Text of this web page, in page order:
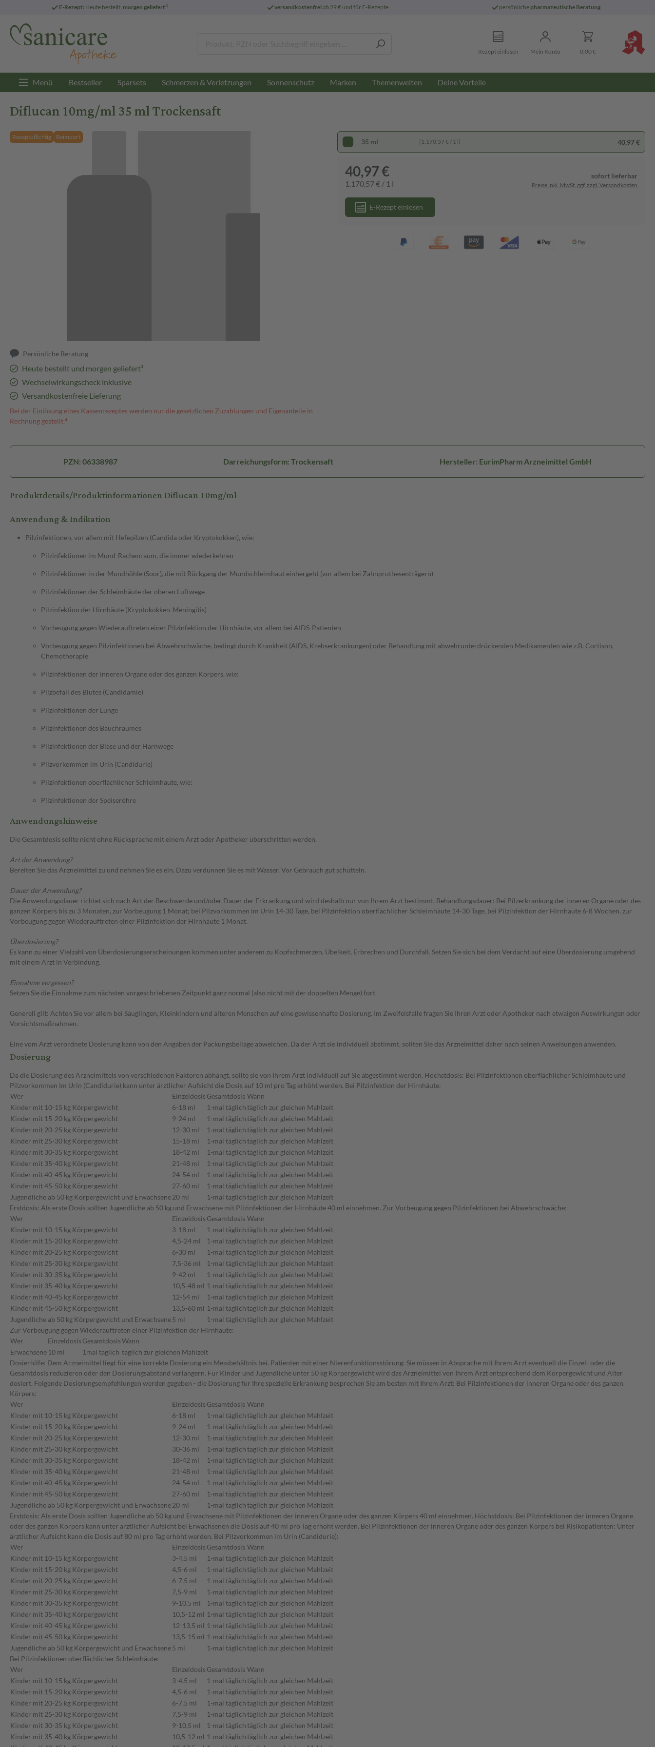
E-Rezept: Heute bestellt, morgen geliefert3 versandkostenfreiab 29 € und für E-Rezepte persönliche pharmazeutische Beratung
Rezept einlösen Mein Konto 0,00 €
Menü Bestseller Sparsets Schmerzen & Verletzungen Sonnenschutz Marken Themenwelten Deine Vorteile
Diflucan 10mg/ml 35 ml Trockensaft
Rezeptpflichtig Reimport
Persönliche Beratung
Heute bestellt und morgen geliefert³
Wechselwirkungscheck inklusive
Versandkostenfreie Lieferung
Bei der Einlösung eines Kassenrezeptes werden nur die gesetzlichen Zuzahlungen und Eigenanteile in
Rechnung gestellt.⁴
35 ml (1.170,57 € / 1 l) 40,97 €
40,97 €
1.170,57 € / 1 l
sofort lieferbar
Preise inkl. MwSt. ggf. zzgl. Versandkosten
E-Rezept einlösen
PZN: 06338987 Darreichungsform: Trockensaft Hersteller: EurimPharm Arzneimittel GmbH
Produktdetails/Produktinformationen Diflucan 10mg/ml
Anwendung & Indikation
Pilzinfektionen, vor allem mit Hefepilzen (Candida oder Kryptokokken), wie:
Pilzinfektionen im Mund-Rachenraum, die immer wiederkehren
Pilzinfektionen in der Mundhöhle (Soor), die mit Rückgang der Mundschleimhaut einhergeht (vor allem bei Zahnprothesenträgern)
Pilzinfektionen der Schleimhäute der oberen Luftwege
Pilzinfektion der Hirnhäute (Kryptokokken-Meningitis)
Vorbeugung gegen Wiederauftreten einer Pilzinfektion der Hirnhäute, vor allem bei AIDS-Patienten
Vorbeugung gegen Pilzinfektionen bei Abwehrschwäche, bedingt durch Krankheit (AIDS, Krebserkrankungen) oder Behandlung mit abwehrunterdrückenden Medikamenten wie z.B. Cortison,
Chemotherapie
Pilzinfektionen der inneren Organe oder des ganzen Körpers, wie:
Pilzbefall des Blutes (Candidämie)
Pilzinfektionen der Lunge
Pilzinfektionen des Bauchraumes
Pilzinfektionen der Blase und der Harnwege
Pilzvorkommen im Urin (Candidurie)
Pilzinfektionen oberflächlicher Schleimhäute, wie:
Pilzinfektionen der Speiseröhre
Anwendungshinweise
Die Gesamtdosis sollte nicht ohne Rücksprache mit einem Arzt oder Apotheker überschritten werden.
Art der Anwendung?
Bereiten Sie das Arzneimittel zu und nehmen Sie es ein. Dazu verdünnen Sie es mit Wasser. Vor Gebrauch gut schütteln.
Dauer der Anwendung?
Die Anwendungsdauer richtet sich nach Art der Beschwerde und/oder Dauer der Erkrankung und wird deshalb nur von Ihrem Arzt bestimmt. Behandlungsdauer: Bei Pilzerkrankung der inneren Organe oder des
ganzen Körpers bis zu 3 Monaten, zur Vorbeugung 1 Monat; bei Pilzvorkommen im Urin 14-30 Tage, bei Pilzinfektion oberflächlicher Schleimhäute 14-30 Tage, bei Pilzinfektion der Hirnhäute 6-8 Wochen, zur
Vorbeugung gegen Wiederauftreten einer Pilzinfektion der Hirnhäute 1 Monat.
Überdosierung?
Es kann zu einer Vielzahl von Überdosierungserscheinungen kommen unter anderem zu Kopfschmerzen, Übelkeit, Erbrechen und Durchfall. Setzen Sie sich bei dem Verdacht auf eine Überdosierung umgehend
mit einem Arzt in Verbindung.
Einnahme vergessen?
Setzen Sie die Einnahme zum nächsten vorgeschriebenen Zeitpunkt ganz normal (also nicht mit der doppelten Menge) fort.
Generell gilt: Achten Sie vor allem bei Säuglingen, Kleinkindern und älteren Menschen auf eine gewissenhafte Dosierung. Im Zweifelsfalle fragen Sie Ihren Arzt oder Apotheker nach etwaigen Auswirkungen oder
Vorsichtsmaßnahmen.
Eine vom Arzt verordnete Dosierung kann von den Angaben der Packungsbeilage abweichen. Da der Arzt sie individuell abstimmt, sollten Sie das Arzneimittel daher nach seinen Anweisungen anwenden.
Dosierung
Da die Dosierung des Arzneimittels von verschiedenen Faktoren abhängt, sollte sie von Ihrem Arzt individuell auf Sie abgestimmt werden. Höchstdosis: Bei Pilzinfektionen oberflächlicher Schleimhäute und
Pilzvorkommen im Urin (Candidurie) kann unter ärztlicher Aufsicht die Dosis auf 10 ml pro Tag erhöht werden. Bei Pilzinfektion der Hirnhäute:
Wer
Einzeldosis Gesamtdosis Wann
Kinder mit 10-15 kg Körpergewicht
6-18 ml 1-mal täglichtäglich zur gleichen Mahlzeit
Kinder mit 15-20 kg Körpergewicht
9-24 ml 1-mal täglichtäglich zur gleichen Mahlzeit
Kinder mit 20-25 kg Körpergewicht
12-30 ml 1-mal täglichtäglich zur gleichen Mahlzeit
Kinder mit 25-30 kg Körpergewicht
15-18 ml 1-mal täglichtäglich zur gleichen Mahlzeit
Kinder mit 30-35 kg Körpergewicht
18-42 ml 1-mal täglichtäglich zur gleichen Mahlzeit
Kinder mit 35-40 kg Körpergewicht
21-48 ml 1-mal täglichtäglich zur gleichen Mahlzeit
Kinder mit 40-45 kg Körpergewicht
24-54 ml 1-mal täglichtäglich zur gleichen Mahlzeit
Kinder mit 45-50 kg Körpergewicht
27-60 ml 1-mal täglichtäglich zur gleichen Mahlzeit
Jugendliche ab 50 kg Körpergewicht und Erwachsene20 ml 1-mal täglichtäglich zur gleichen Mahlzeit
Erstdosis: Als erste Dosis sollten Jugendliche ab 50 kg und Erwachsene mit Pilzinfektionen der Hirnhäute 40 ml einnehmen. Zur Vorbeugung gegen Pilzinfektionen bei Abwehrschwäche:
Wer
Einzeldosis Gesamtdosis Wann
Kinder mit 10-15 kg Körpergewicht
3-18 ml 1-mal täglichtäglich zur gleichen Mahlzeit
Kinder mit 15-20 kg Körpergewicht
4,5-24 ml 1-mal täglichtäglich zur gleichen Mahlzeit
Kinder mit 20-25 kg Körpergewicht
6-30 ml 1-mal täglichtäglich zur gleichen Mahlzeit
Kinder mit 25-30 kg Körpergewicht
7,5-36 ml 1-mal täglichtäglich zur gleichen Mahlzeit
Kinder mit 30-35 kg Körpergewicht
9-42 ml 1-mal täglichtäglich zur gleichen Mahlzeit
Kinder mit 35-40 kg Körpergewicht
10,5-48 ml 1-mal täglichtäglich zur gleichen Mahlzeit
Kinder mit 40-45 kg Körpergewicht
12-54 ml 1-mal täglichtäglich zur gleichen Mahlzeit
Kinder mit 45-50 kg Körpergewicht
13,5-60 ml 1-mal täglichtäglich zur gleichen Mahlzeit
Jugendliche ab 50 kg Körpergewicht und Erwachsene5 ml 1-mal täglichtäglich zur gleichen Mahlzeit
Zur Vorbeugung gegen Wiederauftreten einer Pilzinfektion der Hirnhäute:
Wer
Einzeldosis GesamtdosisWann
Erwachsene 10 ml 1mal täglich täglich zur gleichen Mahlzeit
Dosierhilfe: Dem Arzneimittel liegt für eine korrekte Dosierung ein Messbehältnis bei. Patienten mit einer Nierenfunktionsstörung: Sie müssen in Absprache mit Ihrem Arzt eventuell die Einzel- oder die
Gesamtdosis reduzieren oder den Dosierungsabstand verlängern. Für Kinder und Jugendliche unter 50 kg Körpergewicht wird das Arzneimittel von Ihrem Arzt entsprechend dem Körpergewicht und Alter
dosiert. Folgende Dosierungsempfehlungen werden gegeben - die Dosierung für Ihre spezielle Erkrankung besprechen Sie am besten mit Ihrem Arzt: Bei Pilzinfektionen der inneren Organe oder des ganzen
Körpers:
Wer
Einzeldosis Gesamtdosis Wann
Kinder mit 10-15 kg Körpergewicht
6-18 ml 1-mal täglichtäglich zur gleichen Mahlzeit
Kinder mit 15-20 kg Körpergewicht
9-24 ml 1-mal täglichtäglich zur gleichen Mahlzeit
Kinder mit 20-25 kg Körpergewicht
12-30 ml 1-mal täglichtäglich zur gleichen Mahlzeit
Kinder mit 25-30 kg Körpergewicht
30-36 ml 1-mal täglichtäglich zur gleichen Mahlzeit
Kinder mit 30-35 kg Körpergewicht
18-42 ml 1-mal täglichtäglich zur gleichen Mahlzeit
Kinder mit 35-40 kg Körpergewicht
21-48 ml 1-mal täglichtäglich zur gleichen Mahlzeit
Kinder mit 40-45 kg Körpergewicht
24-54 ml 1-mal täglichtäglich zur gleichen Mahlzeit
Kinder mit 45-50 kg Körpergewicht
27-60 ml 1-mal täglichtäglich zur gleichen Mahlzeit
Jugendliche ab 50 kg Körpergewicht und Erwachsene20 ml 1-mal täglichtäglich zur gleichen Mahlzeit
Erstdosis: Als erste Dosis sollten Jugendliche ab 50 kg und Erwachsene mit Pilzinfektionen der inneren Organe oder des ganzen Körpers 40 ml einnehmen. Höchstdosis: Bei Pilzinfektionen der inneren Organe
oder des ganzen Körpers kann unter ärztlicher Aufsicht bei Erwachsenen die Dosis auf 40 ml pro Tag erhöht werden. Bei Pilzinfektionen der inneren Organe oder des ganzen Körpers bei Risikopatienten: Unter
ärztlicher Aufsicht kann die Dosis auf 80 ml pro Tag erhöht werden. Bei Pilzvorkommen im Urin (Candidurie):
Wer
Einzeldosis Gesamtdosis Wann
Kinder mit 10-15 kg Körpergewicht
3-4,5 ml 1-mal täglichtäglich zur gleichen Mahlzeit
Kinder mit 15-20 kg Körpergewicht
4,5-6 ml 1-mal täglichtäglich zur gleichen Mahlzeit
Kinder mit 20-25 kg Körpergewicht
6-7,5 ml 1-mal täglichtäglich zur gleichen Mahlzeit
Kinder mit 25-30 kg Körpergewicht
7,5-9 ml 1-mal täglichtäglich zur gleichen Mahlzeit
Kinder mit 30-35 kg Körpergewicht
9-10,5 ml 1-mal täglichtäglich zur gleichen Mahlzeit
Kinder mit 35-40 kg Körpergewicht
10,5-12 ml 1-mal täglichtäglich zur gleichen Mahlzeit
Kinder mit 40-45 kg Körpergewicht
12-13,5 ml 1-mal täglichtäglich zur gleichen Mahlzeit
Kinder mit 45-50 kg Körpergewicht
13,5-15 ml 1-mal täglichtäglich zur gleichen Mahlzeit
Jugendliche ab 50 kg Körpergewicht und Erwachsene5 ml 1-mal täglichtäglich zur gleichen Mahlzeit
Bei Pilzinfektionen oberflächlicher Schleimhäute:
Wer
Einzeldosis Gesamtdosis Wann
Kinder mit 10-15 kg Körpergewicht
3-4,5 ml 1-mal täglichtäglich zur gleichen Mahlzeit
Kinder mit 15-20 kg Körpergewicht
4,5-6 ml 1-mal täglichtäglich zur gleichen Mahlzeit
Kinder mit 20-25 kg Körpergewicht
6-7,5 ml 1-mal täglichtäglich zur gleichen Mahlzeit
Kinder mit 25-30 kg Körpergewicht
7,5-9 ml 1-mal täglichtäglich zur gleichen Mahlzeit
Kinder mit 30-35 kg Körpergewicht
9-10,5 ml 1-mal täglichtäglich zur gleichen Mahlzeit
Kinder mit 35-40 kg Körpergewicht
10,5-12 ml 1-mal täglichtäglich zur gleichen Mahlzeit